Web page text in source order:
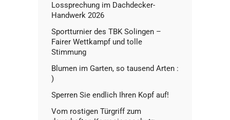
Lossprechung im Dachdecker-
Handwerk 2026
Sportturnier des TBK Solingen –
Fairer Wettkampf und tolle
Stimmung
Blumen im Garten, so tausend Arten :
)
Sperren Sie endlich Ihren Kopf auf!
Vom rostigen Türgriff zum